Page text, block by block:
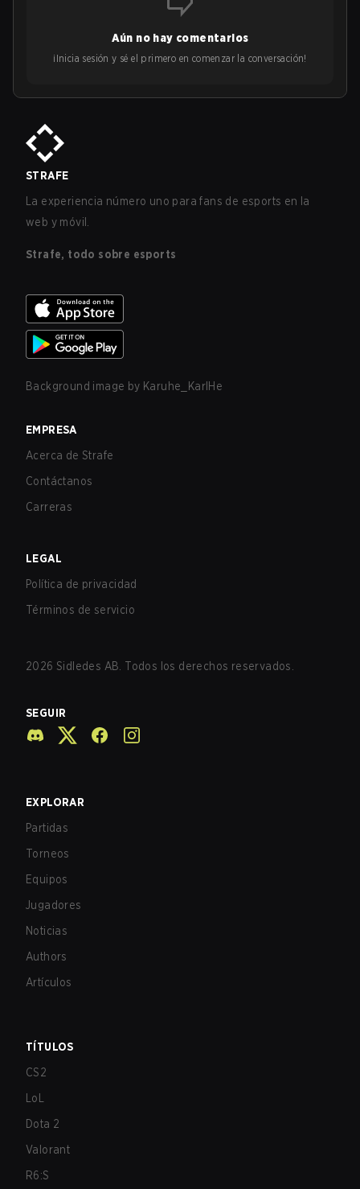
Aún no hay comentarios
¡Inicia sesión y sé el primero en comenzar la conversación!
STRAFE
La experiencia número uno para fans de esports en la
web y móvil.
Strafe, todo sobre esports
Background image by Karuhe_KarlHe
EMPRESA
Acerca de Strafe
Contáctanos
Carreras
LEGAL
Política de privacidad
Términos de servicio
2026 Sidledes AB. Todos los derechos reservados.
SEGUIR
EXPLORAR
Partidas
Torneos
Equipos
Jugadores
Noticias
Authors
Artículos
TÍTULOS
CS2
LoL
Dota 2
Valorant
R6:S